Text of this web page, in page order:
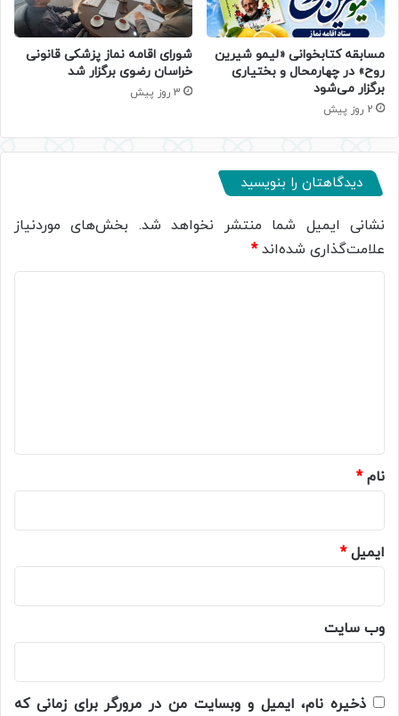
مسابقه کتابخوانی «لیمو شیرین
روح» در چهارمحال و بختیاری
برگزار می‌شود
2 روز پیش
شورای اقامه نماز پزشکی قانونی
خراسان رضوی برگزار شد
3 روز پیش
دیدگاهتان را بنویسید
نشانی ایمیل شما منتشر نخواهد شد. بخش‌های موردنیاز
علامت‌گذاری شده‌اند*
نام*
ایمیل*
وب‌ سایت
ذخیره نام، ایمیل و وبسایت من در مرورگر برای زمانی که